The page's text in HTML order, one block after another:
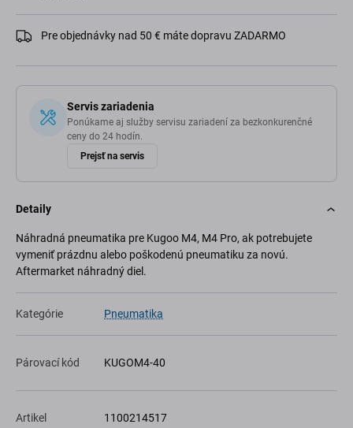
Pre objednávky nad 50 € máte dopravu ZADARMO
Servis zariadenia
Ponúkame aj služby servisu zariadení za bezkonkurenčné
ceny do 24 hodín.
Prejsť na servis
Detaily
Náhradná pneumatika pre Kugoo M4, M4 Pro, ak potrebujete
vymeniť prázdnu alebo poškodenú pneumatiku za novú.
Aftermarket náhradný diel.
Kategórie Pneumatika
Párovací kód KUGOM4-40
Artikel 1100214517